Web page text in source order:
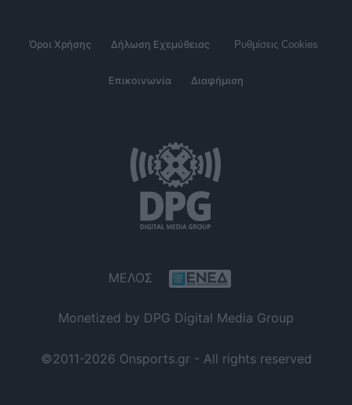
Όροι Χρήσης Δήλωση Εχεμύθειας Ρυθμίσεις Cookies
Επικοινωνία Διαφήμιση
ΜΕΛΟΣ
Monetized by DPG Digital Media Group
©2011-2026 Onsports.gr - All rights reserved